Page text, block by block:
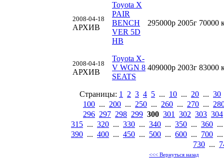
2008-04-18
АРХИВ
Toyota X
PAIR
BENCH
VER 5D
HB
295000р 2005г 70000
2008-04-18
АРХИВ
Toyota X-
V WGN 8
SEATS
409000р 2003г 83000
Страницы: 1 2 3 4 5 ... 10 ... 20 ... 30
100 ... 200 ... 250 ... 260 ... 270 ...
296 297 298 299 300 301 302 303 304
315 ... 320 ... 330 ... 340 ... 350 ... 360
390 ... 400 ... 450 ... 500 ... 600 ... 700
730 ...
<<< Вернуться назад